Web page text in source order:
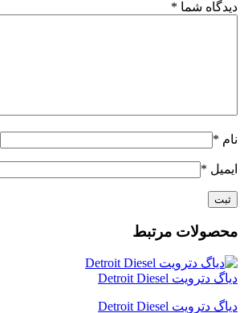
دیدگاه شما *
نام *
ایمیل *
محصولات مرتبط
دیاگ دترویت Detroit Diesel
دیاگ دترویت Detroit Diesel